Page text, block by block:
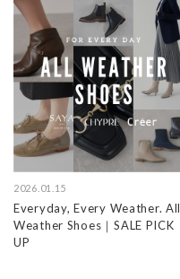
2026.01.15
Everyday, Every Weather. All
Weather Shoes｜SALE PICK
UP